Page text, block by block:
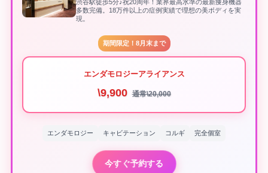
渋谷駅徒歩5分♪祝20周年！業界最高水準の最新痩身機器
多数完備。18万件以上の症例実績で理想の美ボディを実
現。
期間限定！8月末まで
エンダモロジーアライアンス
\9,900 通常\20,000
エンダモロジー キャビテーション コルギ 完全個室
今すぐ予約する